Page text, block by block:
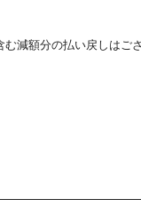
減額分の払い戻しはご